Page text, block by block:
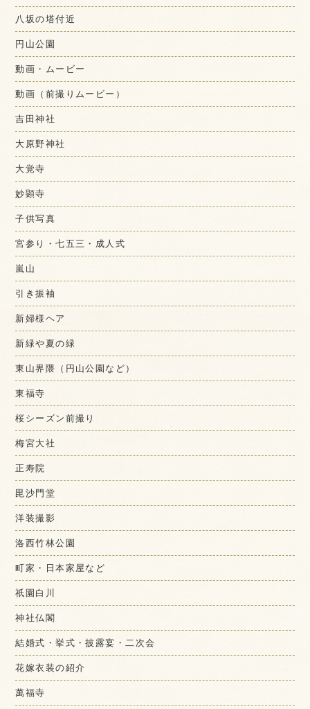
八坂の塔付近
円山公園
動画・ムービー
動画（前撮りムービー）
吉田神社
大原野神社
大覚寺
妙顕寺
子供写真
宮参り・七五三・成人式
嵐山
引き振袖
新婦様ヘア
新緑や夏の緑
東山界隈（円山公園など）
東福寺
桜シーズン前撮り
梅宮大社
正寿院
毘沙門堂
洋装撮影
洛西竹林公園
町家・日本家屋など
祇園白川
神社仏閣
結婚式・挙式・披露宴・二次会
花嫁衣装の紹介
萬福寺